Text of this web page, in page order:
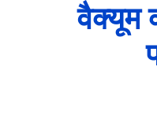
वैक्यूम